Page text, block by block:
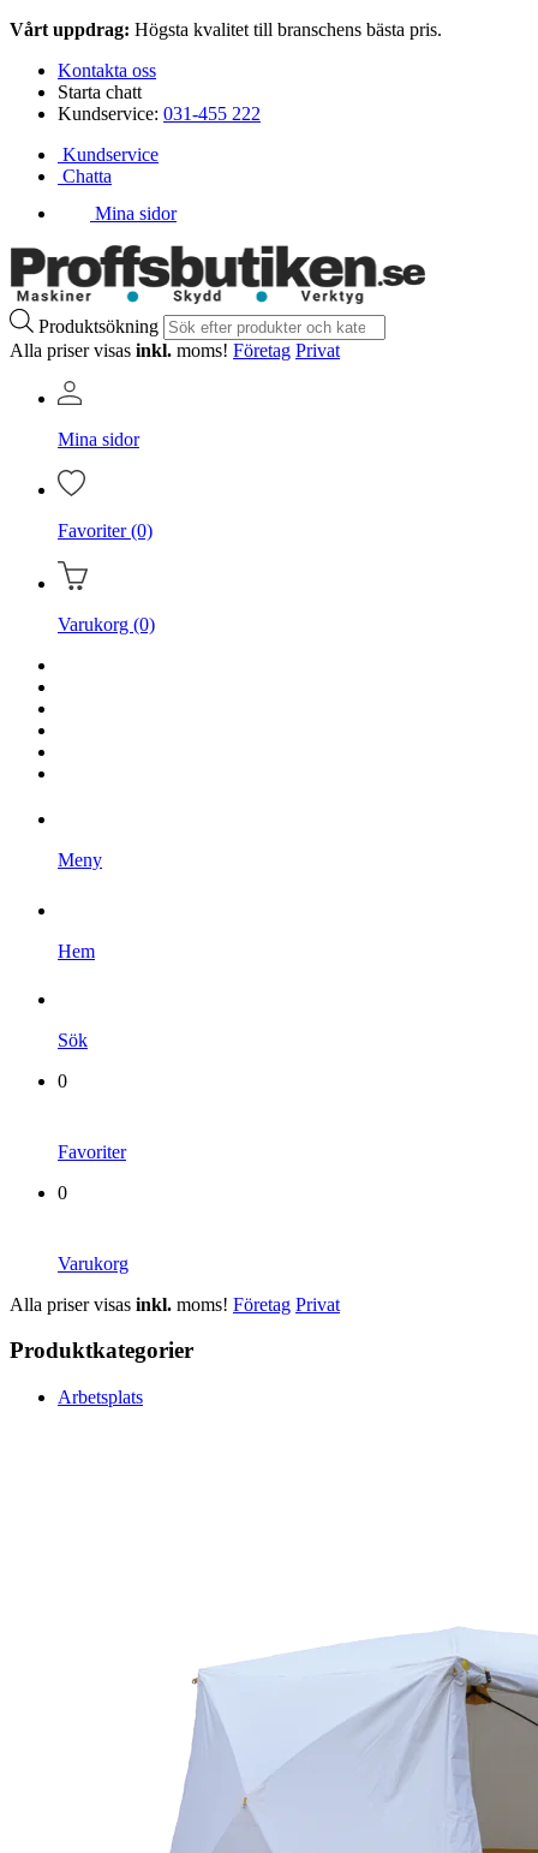
Vårt uppdrag: Högsta kvalitet till branschens bästa pris.
Kontakta oss
Starta chatt
Kundservice: 031-455 222
Kundservice
Chatta
Mina sidor
Produktsökning
Alla priser visas inkl. moms! Företag Privat
Mina sidor
Favoriter (0)
Varukorg (0)
Meny
Hem
Sök
0
Favoriter
0
Varukorg
Alla priser visas inkl. moms! Företag Privat
Produktkategorier
Arbetsplats